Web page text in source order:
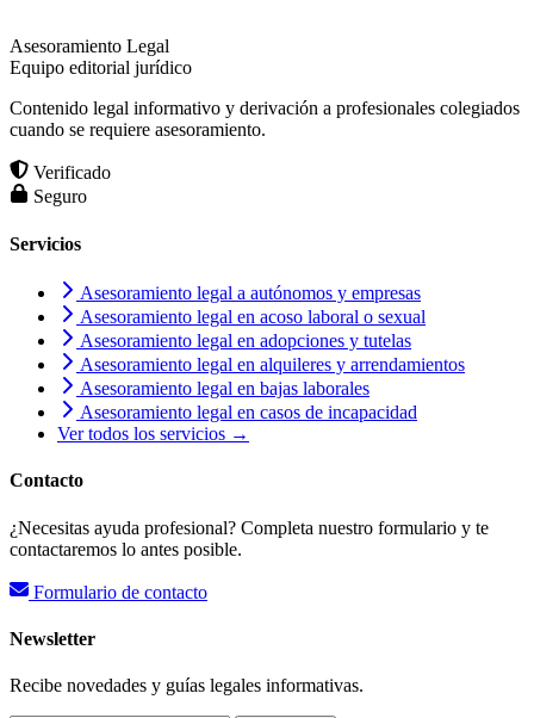
Asesoramiento Legal
Equipo editorial jurídico
Contenido legal informativo y derivación a profesionales colegiados
cuando se requiere asesoramiento.
Verificado
Seguro
Servicios
Asesoramiento legal a autónomos y empresas
Asesoramiento legal en acoso laboral o sexual
Asesoramiento legal en adopciones y tutelas
Asesoramiento legal en alquileres y arrendamientos
Asesoramiento legal en bajas laborales
Asesoramiento legal en casos de incapacidad
Ver todos los servicios →
Contacto
¿Necesitas ayuda profesional? Completa nuestro formulario y te
contactaremos lo antes posible.
Formulario de contacto
Newsletter
Recibe novedades y guías legales informativas.